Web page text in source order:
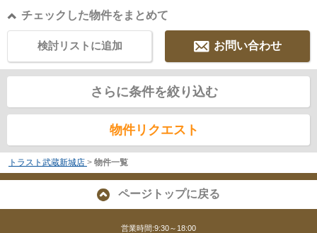
チェックした物件をまとめて
お問い合わせ
検討リストに追加
さらに条件を絞り込む
物件リクエスト
トラスト武蔵新城店 > 物件一覧
ページトップに戻る
営業時間:9:30～18:00